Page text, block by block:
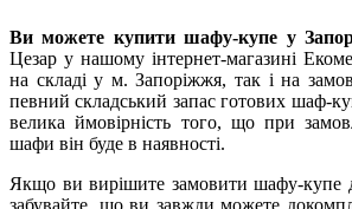
Ви можете купити шафу-купе у
Цезар у нашому інтернет-магазині
на складі у м. Запоріжжя, так і на
певний складський запас готових шаф-
велика ймовірність того, що при
шафи він буде в наявності.
Якщо ви вирішите замовити шафу-купе
забувайте, що ви завжди можете